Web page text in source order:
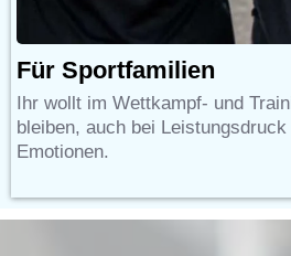
Für Sportfamilien
Ihr wollt im Wettkampf- und
bleiben, auch bei
Emotionen.